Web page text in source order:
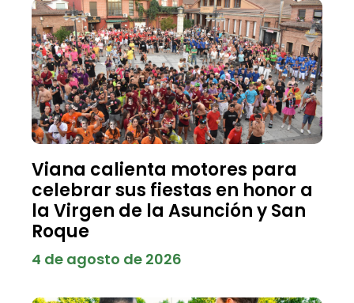
Viana calienta motores para
celebrar sus fiestas en honor a
la Virgen de la Asunción y San
Roque
4 de agosto de 2026